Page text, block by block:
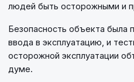
людей быть осторожными и
Безопасность объекта была
ввода в эксплуатацию, и
осторожной эксплуатации
думе.